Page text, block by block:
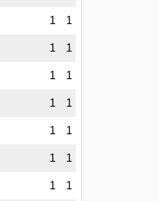
1 1
1 1
1 1
1 1
1 1
1 1
1 1